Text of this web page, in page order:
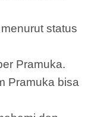
status
Pramuka.
Pramuka bisa